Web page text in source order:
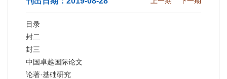
目录
封二
封三
中国卓越国际论文
论著·基础研究